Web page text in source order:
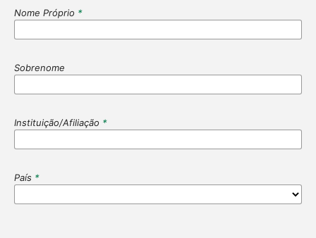
Nome Próprio *
Sobrenome
Instituição/Afiliação *
País *